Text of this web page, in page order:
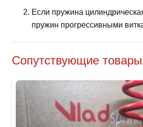
Если пружина
пружин прогрессивными
Сопутствующие товары